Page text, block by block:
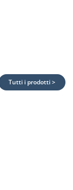
Tutti i prodotti >